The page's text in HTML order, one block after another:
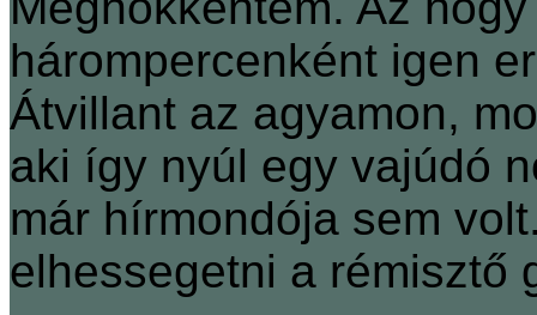
hárompercenként igen
Átvillant az agyamon,
aki így nyúl egy vajúdó
már hírmondója sem
elhessegetni a rémisztő